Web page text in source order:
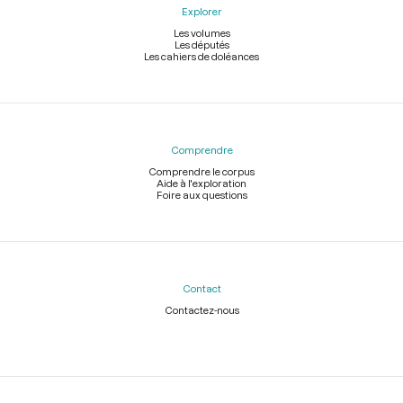
Explorer
Les volumes
Les députés
Les cahiers de doléances
Comprendre
Comprendre le corpus
Aide à l'exploration
Foire aux questions
Contact
Contactez-nous
Légal